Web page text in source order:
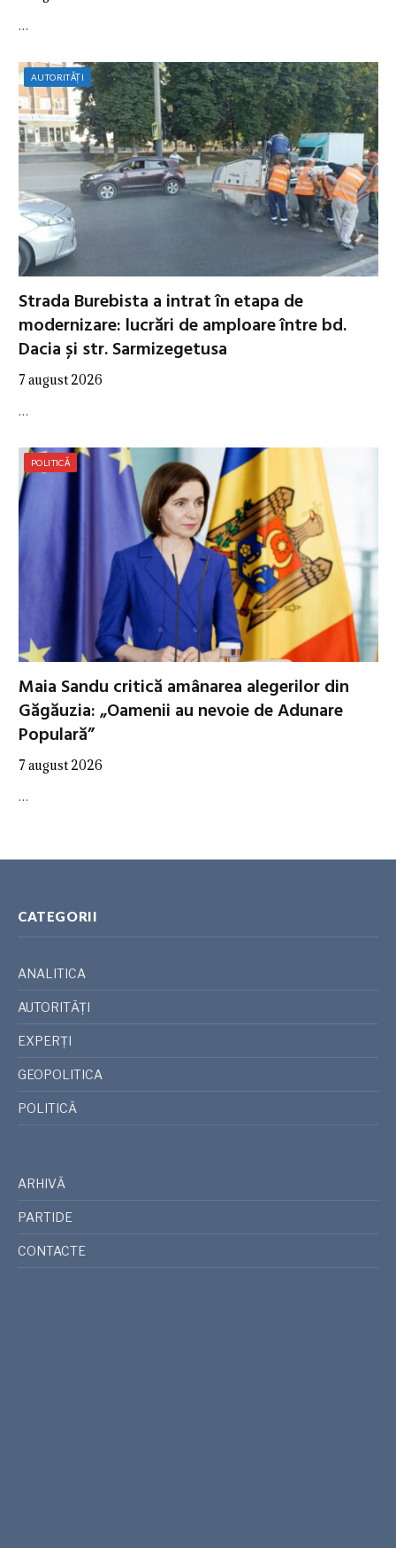
…
AUTORITĂȚI
Strada Burebista a intrat în etapa de
modernizare: lucrări de amploare între bd.
Dacia și str. Sarmizegetusa
7 august 2026
…
POLITICĂ
Maia Sandu critică amânarea alegerilor din
Găgăuzia: „Oamenii au nevoie de Adunare
Populară”
7 august 2026
…
CATEGORII
ANALITICA
AUTORITĂȚI
EXPERȚI
GEOPOLITICA
POLITICĂ
ARHIVĂ
PARTIDE
CONTACTE